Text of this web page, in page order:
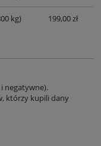
kg) 199,00 zł
negatywne).
którzy kupili dany